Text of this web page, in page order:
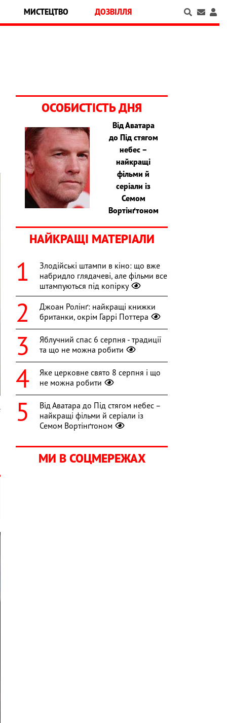
МИСТЕЦТВО ДОЗВІЛЛЯ
ОСОБИСТІСТЬ ДНЯ
Від Аватара
до Під стягом
небес –
найкращі
фільми й
серіали із
Семом
Вортінґтоном
НАЙКРАЩІ МАТЕРІАЛИ
Злодійські штампи в кіно: що вже
набридло глядачеві, але фільми все
штампуються під копірку
Джоан Ролінґ: найкращі книжки
британки, окрім Гаррі Поттера
Яблучний спас 6 серпня - традиції
та що не можна робити
Яке церковне свято 8 серпня і що
не можна робити
Від Аватара до Під стягом небес –
найкращі фільми й серіали із
Семом Вортінґтоном
МИ В СОЦМЕРЕЖАХ